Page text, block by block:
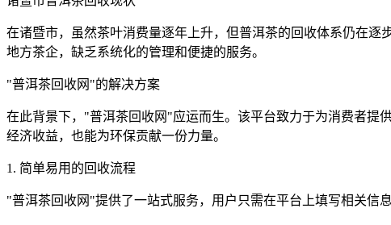
在诸暨市，虽然茶叶消费量逐年上升，但普洱茶的回收体系仍在
地方茶企，缺乏系统化的管理和便捷的服务。
"普洱茶回收网"的解决方案
在此背景下，"普洱茶回收网"应运而生。该平台致力于为消费者提
经济收益，也能为环保贡献一份力量。
1. 简单易用的回收流程
"普洱茶回收网"提供了一站式服务，用户只需在平台上填写相关信